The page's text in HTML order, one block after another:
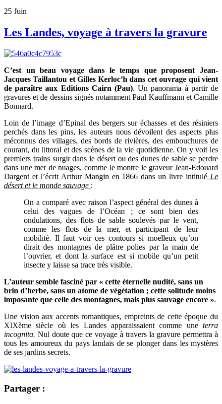
25 Juin
Les Landes, voyage à travers la gravure
C’est un beau voyage dans le temps que proposent Jean-
Jacques Taillantou et Gilles Kerloc’h dans cet ouvrage qui vient
de paraître aux Editions Cairn (Pau). Un panorama à partir de
gravures et de dessins signés notamment Paul Kauffmann et Camille
Bonnard.
Loin de l’image d’Epinal des bergers sur échasses et des résiniers
perchés dans les pins, les auteurs nous dévoilent des aspects plus
méconnus des villages, des bords de rivières, des embouchures de
courant, du littoral et des scènes de la vie quotidienne. On y voit les
premiers trains surgir dans le désert ou des dunes de sable se perdre
dans une mer de nuages, comme le montre le graveur Jean-Edouard
Dargent et l’écrit Arthur Mangin en 1866 dans un livre intitulé Le
désert et le monde sauvage :
On a comparé avec raison l’aspect général des dunes à
celui des vagues de l’Océan ; ce sont bien des
ondulations, des flots de sable soulevés par le vent,
comme les flots de la mer, et participant de leur
mobilité. Il faut voir ces contours si moelleux qu’on
dirait des montagnes de plâtre polies par la main de
l’ouvrier, et dont la surface est si mobile qu’un petit
insecte y laisse sa trace très visible.
L’auteur semble fasciné par « cette éternelle nudité, sans un
brin d’herbe, sans un atome de végétation ; cette solitude moins
imposante que celle des montagnes, mais plus sauvage encore ».
Une vision aux accents romantiques, empreints de cette époque du
XIXème siècle où les Landes apparaissaient comme une terra
incognita. Nul doute que ce voyage à travers la gravure permettra à
tous les amoureux du pays landais de se plonger dans les mystères
de ses jardins secrets.
Partager :